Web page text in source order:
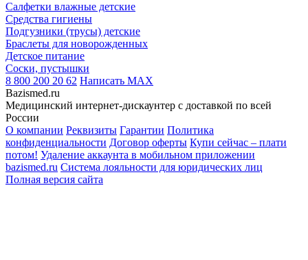
Салфетки влажные детские
Средства гигиены
Подгузники (трусы) детские
Браслеты для новорожденных
Детское питание
Соски, пустышки
8 800 200 20 62 Написать MAX
Bazismed.ru
Медицинский интернет-дискаунтер с доставкой по всей
России
О компании Реквизиты Гарантии Политика
конфиденциальности Договор оферты Купи сейчас – плати
потом! Удаление аккаунта в мобильном приложении
bazismed.ru Система лояльности для юридических лиц
Полная версия сайта